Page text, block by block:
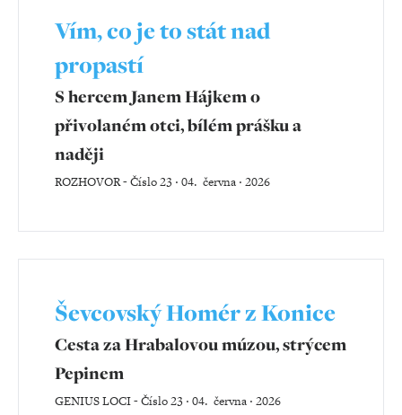
Vím, co je to stát nad
propastí
S hercem Janem Hájkem o
přivolaném otci, bílém prášku a
naději
ROZHOVOR-Číslo 23 ‧ 04. června ‧ 2026
Ševcovský Homér z Konice
Cesta za Hrabalovou múzou, strýcem
Pepinem
GENIUS LOCI-Číslo 23 ‧ 04. června ‧ 2026